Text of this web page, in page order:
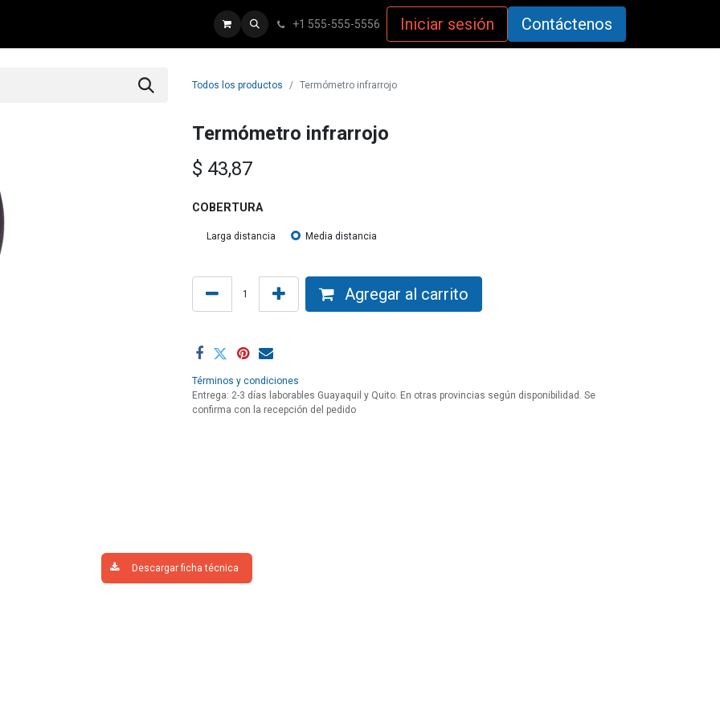
+1 555-555-5556 Iniciar sesión Contáctenos
Todos los productos Termómetro infrarrojo
Termómetro infrarrojo
$ 43,87
COBERTURA
Larga distancia Media distancia
Agregar al carrito
Términos y condiciones
Entrega: 2-3 días laborables Guayaquil y Quito. En otras provincias según disponibilidad. Se
confirma con la recepción del pedido
Descargar ficha técnica